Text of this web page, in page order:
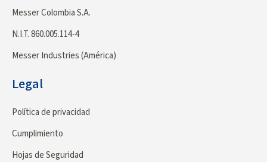
Messer Colombia S.A.
N.I.T. 860.005.114-4
Messer Industries (América)
Legal
Política de privacidad
Cumplimiento
Hojas de Seguridad